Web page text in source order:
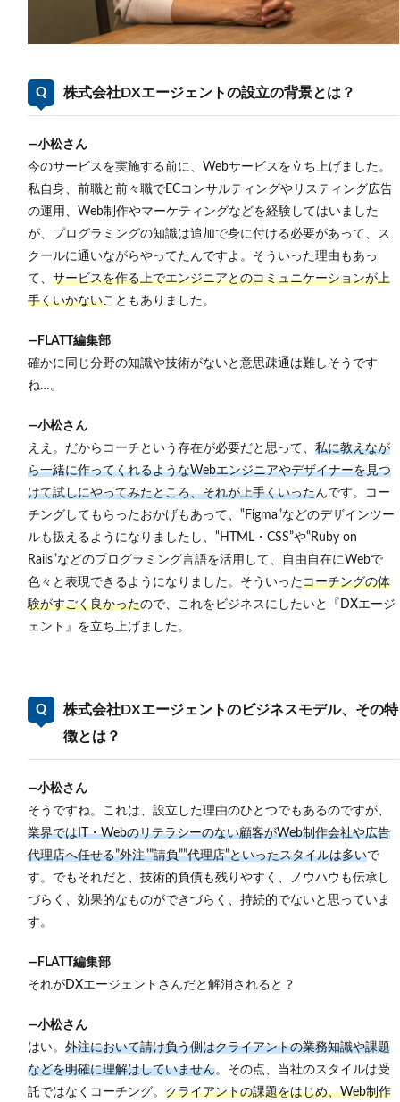
株式
ージ
現場
音を
聞い
てみ
まし
た
4.1.1
仕事の
魅力を
いただ
けます
か？
ェクト
例をひ
げてい
ただけ
か？
株式
会社
DX
ジェ
変さ
や成
長幅
5.1.1
業務を
担当す
に苦労
は多そ
うです
うでし
5.1.2
苦労す
長でき
ること
は多い
ように
思えま
株式会社DXエージェントの設立の背景とは？
―小松さん
今のサービスを実施する前に、Webサービスを立ち上げました。
私自身、前職と前々職でECコンサルティングやリスティング広告
の運用、Web制作やマーケティングなどを経験してはいました
が、プログラミングの知識は追加で身に付ける必要があって、 ス
クールに通いながらやってたんですよ。 そういった理由もあっ
て、 サービスを作る上でエンジニアとのコミュニケーションが上
手くいかないこともありました。
―FLATT編集部
確かに同じ分野の知識や技術がないと意思疎通は難しそうです
ね…。
―小松さん
ええ。だからコーチという存在が必要だと思って、 私に教えなが
ら一緒に作ってくれるようなWebエンジニアやデザイナーを見つ
けて試しにやってみたところ、それが上手くいったんです。
コー
チングしてもらったおかげもあって、‟Figma”などのデザインツー
ルも扱えるようになりましたし、‟HTML・CSS”や‟Ruby on
Rails”などのプログラミング言語を活用して、自由自在にWebで
色々と表現できるようになりました。そういったコーチングの体
験がすごく良かったので、 これをビジネスにしたいと『DXエージ
ェント』を立ち上げました。
株式会社DXエージェントのビジネスモデル、その特
徴とは？
―小松さん
そうですね。これは、設立した理由のひとつでもあるのですが、
業界ではIT・Webのリテラシーのない顧客がWeb制作会社や広告
代理店へ任せる”外注””請負””代理店”といったスタイルは多いで
す。でもそれだと、技術的負債も残りやすく、ノウハウも伝承し
づらく、効果的なものができづらく、持続的でないと思っていま
す。
―FLATT編集部
それがDXエージェントさんだと解消されると？
―小松さん
はい。 外注において請け負う側はクライアントの業務知識や課題
などを明確に理解はしていません。その点、当社のスタイルは受
託ではなくコーチング。 クライアントの課題をはじめ、Web制作